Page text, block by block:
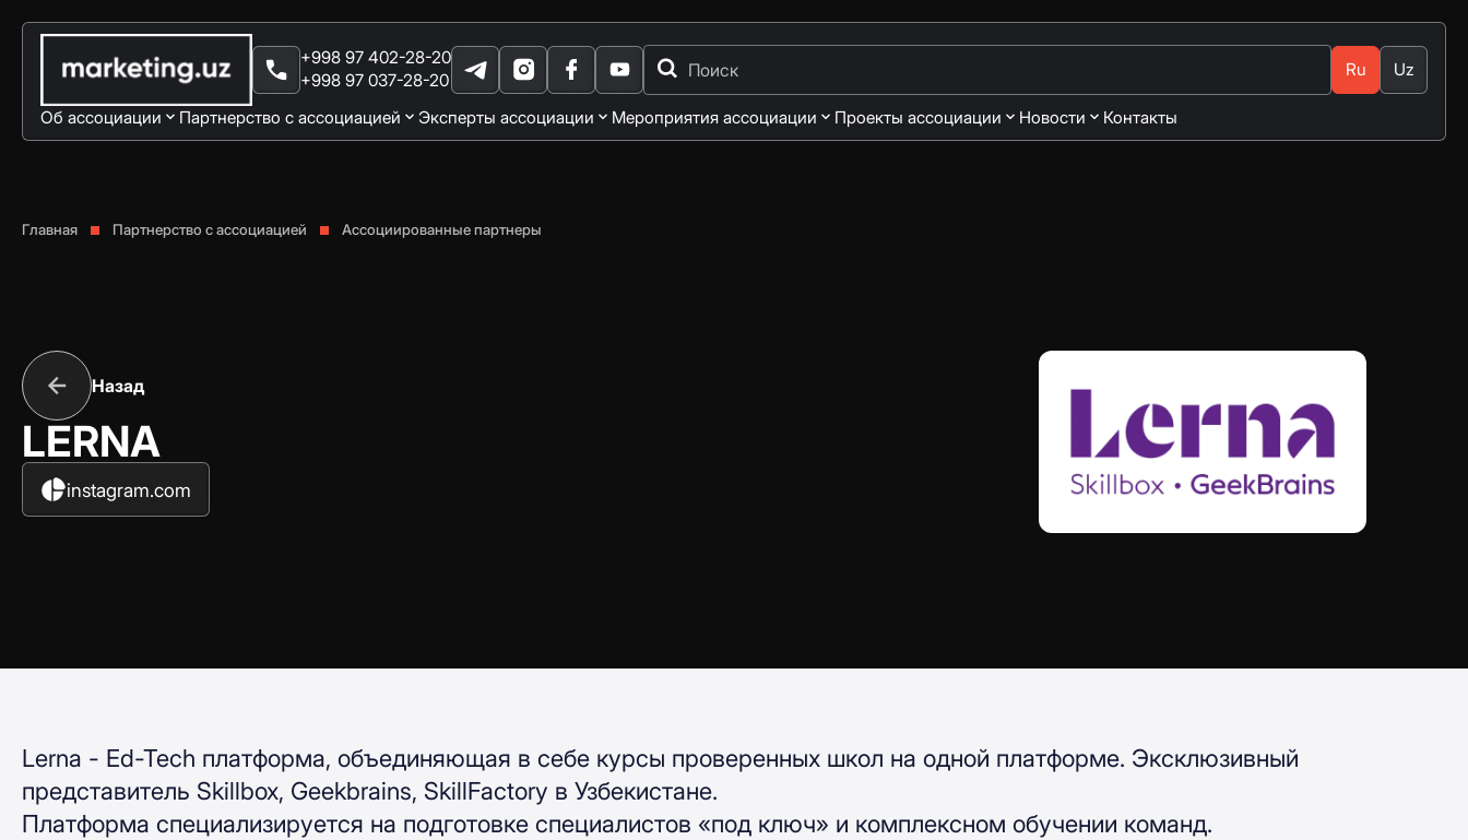
+998 97 402-28-20
+998 97 037-28-20
Ru Uz
Об ассоциации Партнерство с ассоциацией Эксперты ассоциации Мероприятия ассоциации Проекты ассоциации Новости Контакты
Главная Партнерство с ассоциацией Ассоциированные партнеры
Назад
LERNA
instagram.com
Lerna - Ed-Tech платформа, объединяющая в себе курсы проверенных школ на одной платформе. Эксклюзивный
представитель Skillbox, Geekbrains, SkillFactory в Узбекистане.
Платформа специализируется на подготовке специалистов «под ключ» и комплексном обучении команд.